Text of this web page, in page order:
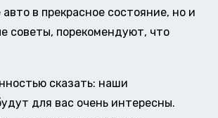
в прекрасное состояние, но и
советы, порекомендуют, что
сказать: наши
для вас очень интересны.